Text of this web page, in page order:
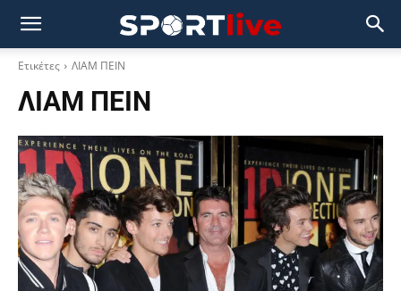
Ετικέτες ΛΙΑΜ ΠΕΙΝ
ΛΙΑΜ ΠΕΙΝ